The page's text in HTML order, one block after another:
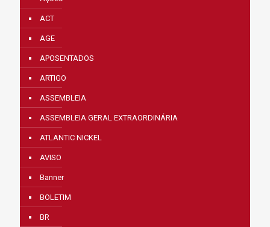
ACT
AGE
APOSENTADOS
ARTIGO
ASSEMBLEIA
ASSEMBLEIA GERAL EXTRAORDINÁRIA
ATLANTIC NICKEL
AVISO
Banner
BOLETIM
BR